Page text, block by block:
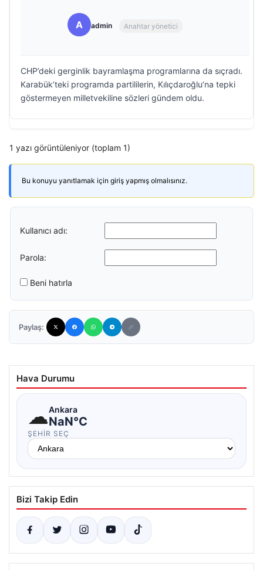
A admin Anahtar yönetici
CHP’deki gerginlik bayramlaşma programlarına da sıçradı.
Karabük’teki programda partililerin, Kılıçdaroğlu’na tepki
göstermeyen milletvekiline sözleri gündem oldu.
1 yazı görüntüleniyor (toplam 1)
Bu konuyu yanıtlamak için giriş yapmış olmalısınız.
Kullanıcı adı:
Parola:
Beni hatırla
Paylaş:
Hava Durumu
☁Ankara
NaN°C
ŞEHIR SEÇ
Bizi Takip Edin